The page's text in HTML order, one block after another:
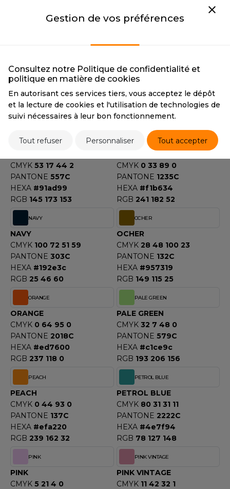
PANTONE 602C
PANTONE 368C
LIME STONE
PANTONE 7500C
HEXA #dacfa6
RGB
218 207 166
MINT GREEN
PANTONE 573C
HEXA #bfe0d7
RGB 191 224 215
MOSS GREEN
CMYK 53 17 44 2
PANTONE 557C
HEXA #91ad99
RGB 145 173 153
MUSTARD
CMYK 0 33 89 0
PANTONE 1235C
HEXA #f1b634
RGB 241 182 52
NAVY
NAVY
CMYK 100 72 51 59
PANTONE 303C
HEXA #192e3c
RGB 25 46 60
OCHER
OCHER
CMYK 28 48 100 23
PANTONE 132C
HEXA #957319
RGB 149 115 25
ORANGE
ORANGE
CMYK 0 64 95 0
PANTONE 2018C
HEXA #ed7600
RGB 237 118 0
PALE GREEN
PALE GREEN
CMYK 32 7 48 0
PANTONE 579C
HEXA #c1ce9c
RGB 193 206 156
PEACH
PEACH
CMYK 0 44 93 0
PANTONE 137C
HEXA #efa220
RGB 239 162 32
PETROL BLUE
PETROL BLUE
CMYK 80 31 31 11
PANTONE 2222C
HEXA #4e7f94
RGB 78 127 148
PINK
PINK
CMYK 5 21 4 0
PINK VINTAGE
PINK VINTAGE
CMYK 11 42 32 1
Gestion de vos préférences
Consultez notre Politique de confidentialité et
politique en matière de cookies
En autorisant ces services tiers, vous acceptez le dépôt
et la lecture de cookies et l'utilisation de technologies de
suivi nécessaires à leur bon fonctionnement.
Tout refuser Personnaliser Tout accepter